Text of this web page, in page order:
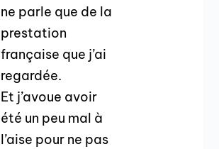
ne parle que de la
prestation
française que j’ai
regardée.
Et j’avoue avoir
été un peu mal à
l’aise pour ne pas